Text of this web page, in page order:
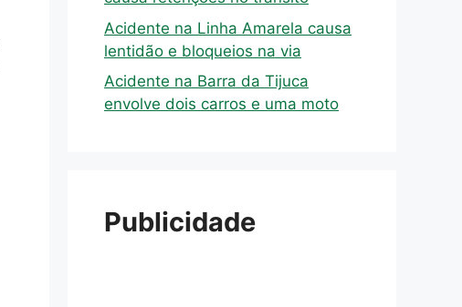
Acidente na Linha Amarela causa
lentidão e bloqueios na via
Acidente na Barra da Tijuca
envolve dois carros e uma moto
Publicidade